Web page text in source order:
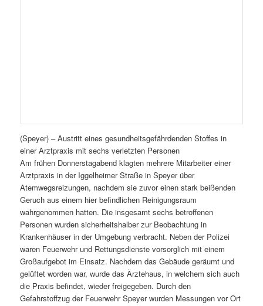
(Speyer) – Austritt eines gesundheitsgefährdenden Stoffes in
einer Arztpraxis mit sechs verletzten Personen
Am frühen Donnerstagabend klagten mehrere Mitarbeiter einer
Arztpraxis in der Iggelheimer Straße in Speyer über
Atemwegsreizungen, nachdem sie zuvor einen stark beißenden
Geruch aus einem hier befindlichen Reinigungsraum
wahrgenommen hatten. Die insgesamt sechs betroffenen
Personen wurden sicherheitshalber zur Beobachtung in
Krankenhäuser in der Umgebung verbracht. Neben der Polizei
waren Feuerwehr und Rettungsdienste vorsorglich mit einem
Großaufgebot im Einsatz. Nachdem das Gebäude geräumt und
gelüftet worden war, wurde das Ärztehaus, in welchem sich auch
die Praxis befindet, wieder freigegeben. Durch den
Gefahrstoffzug der Feuerwehr Speyer wurden Messungen vor Ort